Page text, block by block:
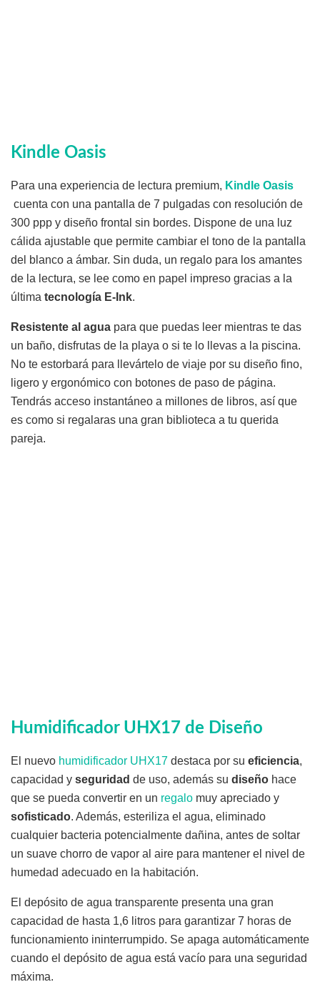
Kindle Oasis
Para una experiencia de lectura premium, Kindle Oasis
cuenta con una pantalla de 7 pulgadas con resolución de
300 ppp y diseño frontal sin bordes. Dispone de una luz
cálida ajustable que permite cambiar el tono de la pantalla
del blanco a ámbar. Sin duda, un regalo para los amantes
de la lectura, se lee como en papel impreso gracias a la
última tecnología E-Ink.
Resistente al agua para que puedas leer mientras te das
un baño, disfrutas de la playa o si te lo llevas a la piscina.
No te estorbará para llevártelo de viaje por su diseño fino,
ligero y ergonómico con botones de paso de página.
Tendrás acceso instantáneo a millones de libros, así que
es como si regalaras una gran biblioteca a tu querida
pareja.
Humidificador UHX17 de Diseño
El nuevo humidificador UHX17 destaca por su eficiencia,
capacidad y seguridad de uso, además su diseño hace
que se pueda convertir en un regalo muy apreciado y
sofisticado. Además, esteriliza el agua, eliminado
cualquier bacteria potencialmente dañina, antes de soltar
un suave chorro de vapor al aire para mantener el nivel de
humedad adecuado en la habitación.
El depósito de agua transparente presenta una gran
capacidad de hasta 1,6 litros para garantizar 7 horas de
funcionamiento ininterrumpido. Se apaga automáticamente
cuando el depósito de agua está vacío para una seguridad
máxima.